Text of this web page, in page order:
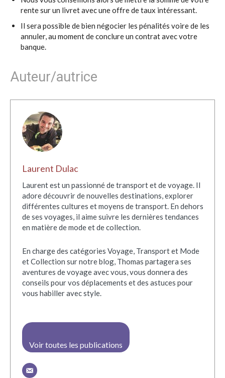
rente sur un livret avec une offre de taux intéressant.
Il sera possible de bien négocier les pénalités voire de les
annuler, au moment de conclure un contrat avec votre
banque.
Auteur/autrice
Laurent Dulac
Laurent est un passionné de transport et de voyage. Il
adore découvrir de nouvelles destinations, explorer
différentes cultures et moyens de transport. En dehors
de ses voyages, il aime suivre les dernières tendances
en matière de mode et de collection.
En charge des catégories Voyage, Transport et Mode
et Collection sur notre blog, Thomas partagera ses
aventures de voyage avec vous, vous donnera des
conseils pour vos déplacements et des astuces pour
vous habiller avec style.
Voir toutes les publications